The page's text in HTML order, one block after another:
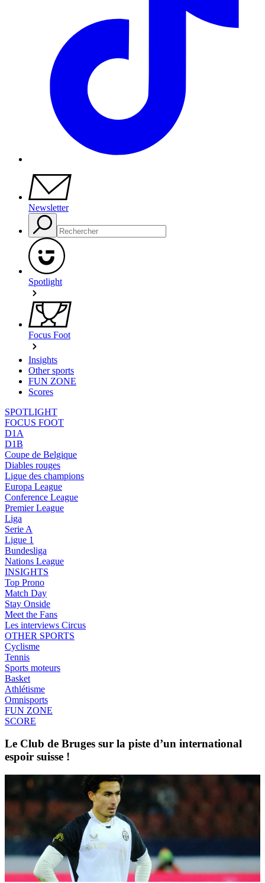
Newsletter
Spotlight
Focus Foot
Insights
Other sports
FUN ZONE
Scores
SPOTLIGHT
FOCUS FOOT
D1A
D1B
Coupe de Belgique
Diables rouges
Ligue des champions
Europa League
Conference League
Premier League
Liga
Serie A
Ligue 1
Bundesliga
Nations League
INSIGHTS
Top Prono
Match Day
Stay Onside
Meet the Fans
Les interviews Circus
OTHER SPORTS
Cyclisme
Tennis
Sports moteurs
Basket
Athlétisme
Omnisports
FUN ZONE
SCORE
Le Club de Bruges sur la piste d’un international
espoir suisse !